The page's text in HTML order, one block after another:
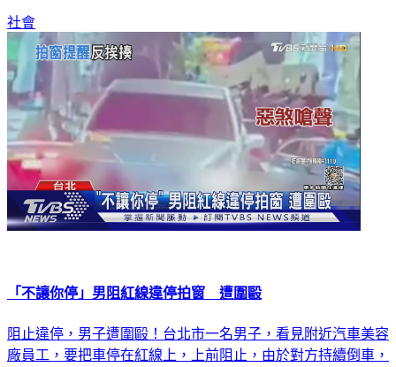
社會
「不讓你停」男阻紅線違停拍窗 遭圍毆
阻止違停，男子遭圍毆！台北市一名男子，看見附近汽車美容
廠員工，要把車停在紅線上，上前阻止，由於對方持續倒車，